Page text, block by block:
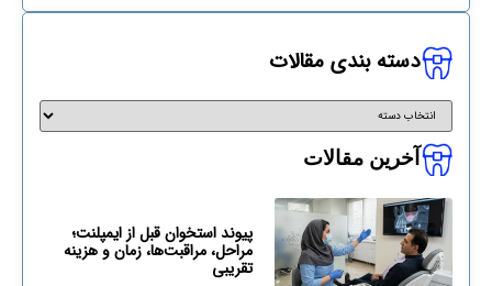
دسته بندی مقالات
آخرین مقالات
پیوند استخوان قبل از ایمپلنت؛
مراحل، مراقبت‌ها، زمان و هزینه
تقریبی